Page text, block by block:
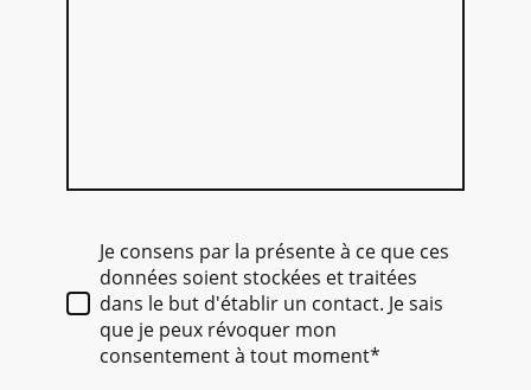
Je consens par la présente à ce que ces
données soient stockées et traitées
dans le but d'établir un contact. Je sais
que je peux révoquer mon
consentement à tout moment*